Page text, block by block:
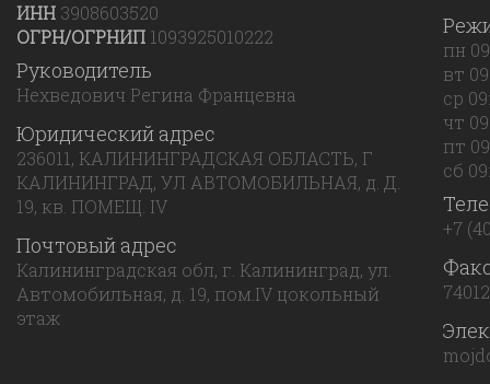
ИНН 3908603520
ОГРН/ОГРНИП 1093925010222
Руководитель
Нехведович Регина Францевна
Юридический адрес
236011, КАЛИНИНГРАДСКАЯ ОБЛАСТЬ, Г
КАЛИНИНГРАД, УЛ АВТОМОБИЛЬНАЯ, д. Д.
19, кв. ПОМЕЩ. IV
Почтовый адрес
Калининградская обл, г. Калининград, ул.
Автомобильная, д. 19, пом.IV цокольный
этаж
пн
вт
ср
чт
пт
сб
+7